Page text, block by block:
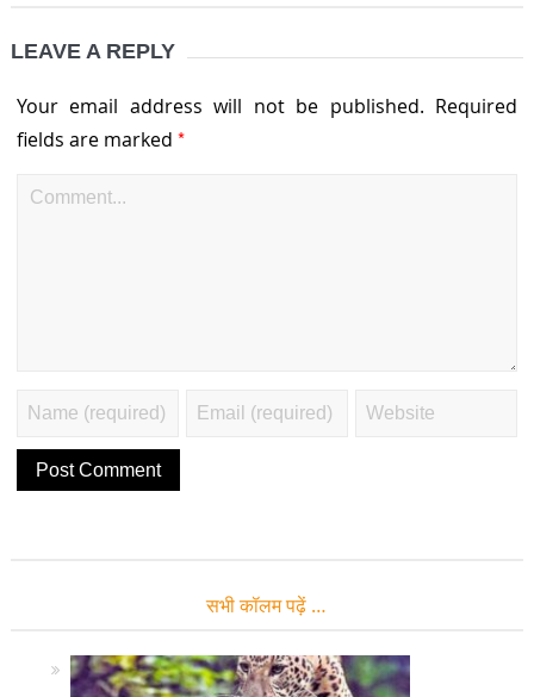
LEAVE A REPLY
Your email address will not be published. Required
fields are marked *
सभी कॉलम पढ़ें …